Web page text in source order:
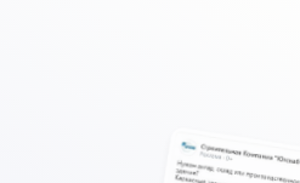
РЕКЛАМЫ В